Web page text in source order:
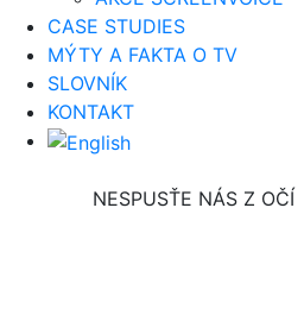
CASE STUDIES
MÝTY A FAKTA O TV
SLOVNÍK
KONTAKT
NESPUSŤE NÁS Z OČÍ